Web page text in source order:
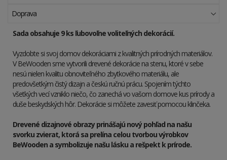
Doprava
Sada obsahuje 9 ks ľubovoľne voliteľných dekorácií.
Vyzdobte si svoj domov dekoráciami z kvalitných prírodných materiálov.
V BeWooden sme vytvorili drevené dekorácie na stenu, ktoré v sebe
nesú nielen kvalitu obnoviteľného zbytkového materiálu, ale
predovšetkým čistý dizajn a českú ručnú prácu. Spojením týchto
všetkých vecí vzniklo niečo, čo zanechá vo vašom domove kus prírody a
duše beskydských hôr. Dekorácie si môžete zavesiť pomocou klinčeka.
Drevené dizajnové obrazy prinášajú nový pohľad na našu
svorku zvierat, ktorá sa prelína celou tvorbou výrobkov
BeWooden a symbolizuje našu lásku a rešpekt k prírode.